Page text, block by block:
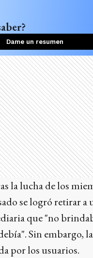
Dame un resumen
la lucha de los
se logró retirar a
que "no
Sin embargo,
por los usuarios.